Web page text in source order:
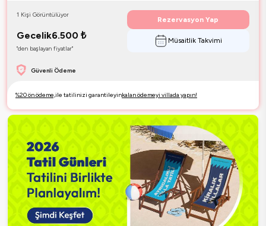
Güvenli Ödeme
Gecelik6.500 ₺
"den başlayan fiyatlar"
1 Kişi Görüntülüyor
Rezervasyon Yap
Müsaitlik Takvimi
%20 ön ödeme,ile tatilinizi garantileyinkalan ödemeyi villada yapın!